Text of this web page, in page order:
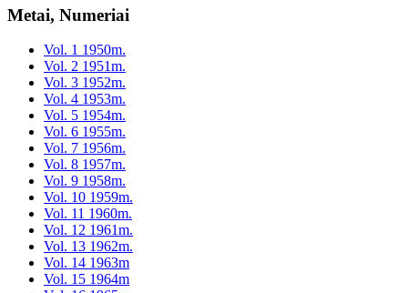
Metai, Numeriai
Vol. 1 1950m.
Vol. 2 1951m.
Vol. 3 1952m.
Vol. 4 1953m.
Vol. 5 1954m.
Vol. 6 1955m.
Vol. 7 1956m.
Vol. 8 1957m.
Vol. 9 1958m.
Vol. 10 1959m.
Vol. 11 1960m.
Vol. 12 1961m.
Vol. 13 1962m.
Vol. 14 1963m
Vol. 15 1964m